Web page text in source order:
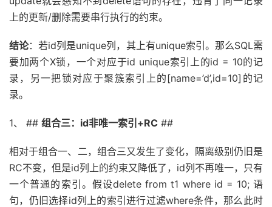
上的更新/删除需要串行执行的约束。
结论：若id列是unique列，其上有unique索引。那么SQL需
要加两个X锁，一个对应于id unique索引上的id = 10的记
录，另一把锁对应于聚簇索引上的[name=’d’,id=10]的记
录。
1、 ## 组合三：id非唯一索引+RC ##
相对于组合一、二，组合三又发生了变化，隔离级别仍旧是
RC不变，但是id列上的约束又降低了，id列不再唯一，只有
一个普通的索引。假设delete from t1 where id = 10; 语
句，仍旧选择id列上的索引进行过滤where条件，那么此时